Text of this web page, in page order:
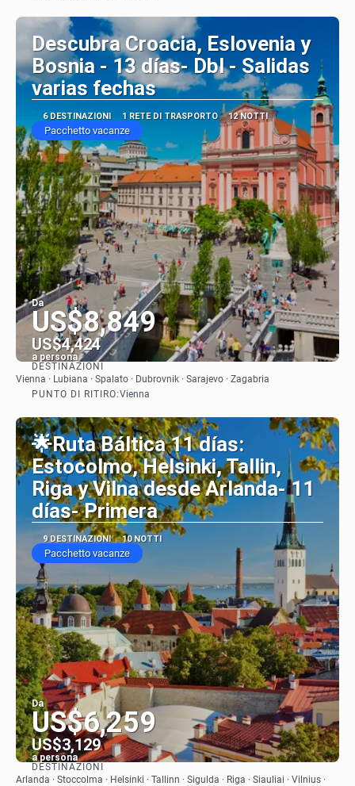
Descubra Croacia, Eslovenia y
Bosnia - 13 días- Dbl - Salidas
varias fechas
6 DESTINAZIONI 1 RETE DI TRASPORTO 12 NOTTI
Pacchetto vacanze
Da
US$8,849
US$4,424
a persona
Vedere
DESTINAZIONI
Vienna · Lubiana · Spalato · Dubrovnik · Sarajevo · Zagabria
PUNTO DI RITIRO:Vienna
🌟Ruta Báltica 11 días:
Estocolmo, Helsinki, Tallin,
Riga y Vilna desde Arlanda- 11
días- Primera
9 DESTINAZIONI 10 NOTTI
Pacchetto vacanze
Da
US$6,259
US$3,129
a persona
Vedere
DESTINAZIONI
Arlanda · Stoccolma · Helsinki · Tallinn · Sigulda · Riga · Siauliai · Vilnius ·